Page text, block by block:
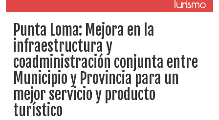
Turismo
Punta Loma: Mejora en la
infraestructura y
coadministración conjunta entre
Municipio y Provincia para un
mejor servicio y producto
turístico